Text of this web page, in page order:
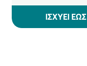
ΙΣΧΥΕΙ